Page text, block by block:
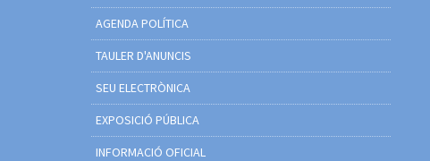
AGENDA POLÍTICA
TAULER D'ANUNCIS
SEU ELECTRÒNICA
EXPOSICIÓ PÚBLICA
INFORMACIÓ OFICIAL